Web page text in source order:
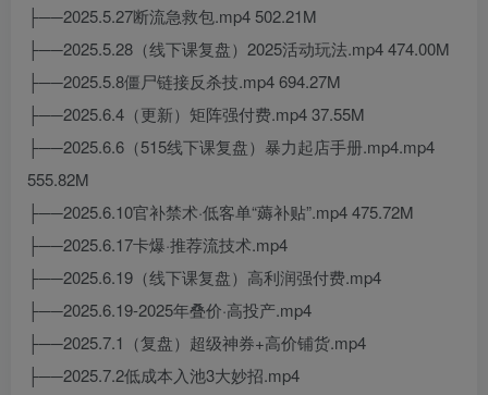
├──2025.5.27断流急救包.mp4 502.21M
├──2025.5.28（线下课复盘）2025活动玩法.mp4 474.00M
├──2025.5.8僵尸链接反杀技.mp4 694.27M
├──2025.6.4（更新）矩阵强付费.mp4 37.55M
├──2025.6.6（515线下课复盘）暴力起店手册.mp4.mp4
555.82M
├──2025.6.10官补禁术·低客单“薅补贴”.mp4 475.72M
├──2025.6.17卡爆·推荐流技术.mp4
├──2025.6.19（线下课复盘）高利润强付费.mp4
├──2025.6.19-2025年叠价·高投产.mp4
├──2025.7.1（复盘）超级神券+高价铺货.mp4
├──2025.7.2低成本入池3大妙招.mp4